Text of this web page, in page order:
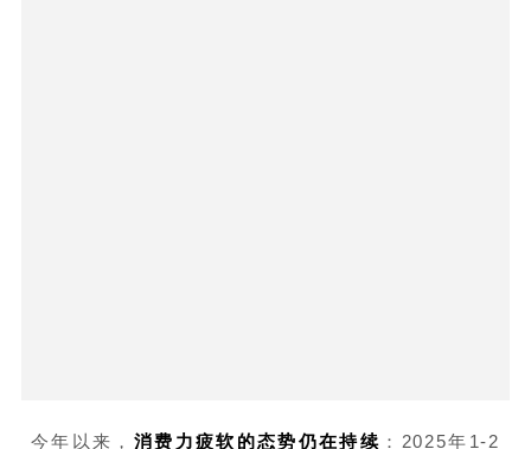
今年以来， 消费力疲软的态势仍在持续 ：2025年1-2